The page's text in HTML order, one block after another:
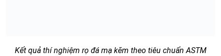
Kết quả thí nghiệm rọ đá mạ kẽm theo tiêu chuẩn ASTM